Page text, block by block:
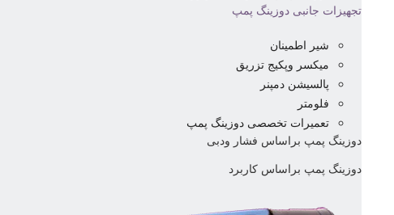
تجهیزات جانبی دوزینگ پمپ
شیر اطمینان
میکسر وپکیج تزریق
پالسیشن دمپنر
فلومتر
تعمیرات تخصصی دوزینگ پمپ
دوزینگ پمپ براساس فشار ودبی
دوزینگ پمپ براساس کاربرد